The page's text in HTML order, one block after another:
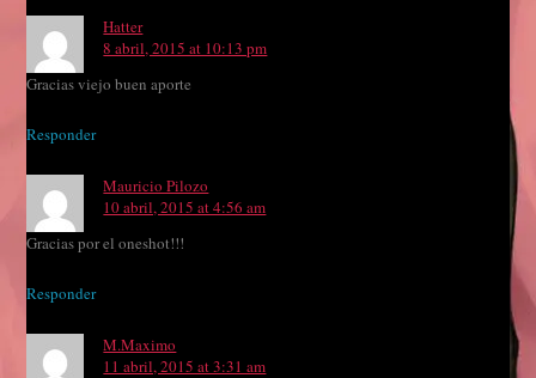
Hatter
8 abril, 2015 at 10:13 pm
Gracias viejo buen aporte
Responder
Mauricio Pilozo
10 abril, 2015 at 4:56 am
Gracias por el oneshot!!!
Responder
M.Maximo
11 abril, 2015 at 3:31 am